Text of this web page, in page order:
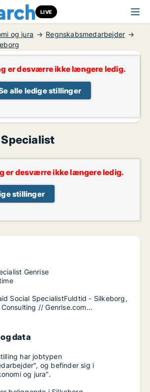
LIVE
og jura
Regnskabsmedarbejder
er desværre ikke længere ledig.
alle ledige stillinger
er desværre ikke længere ledig.
stillinger
Genrise
Social SpecialistFuldtid - Silkeborg,
// Genrise.com...
data
har jobtypen
og befinder sig i
og jura".